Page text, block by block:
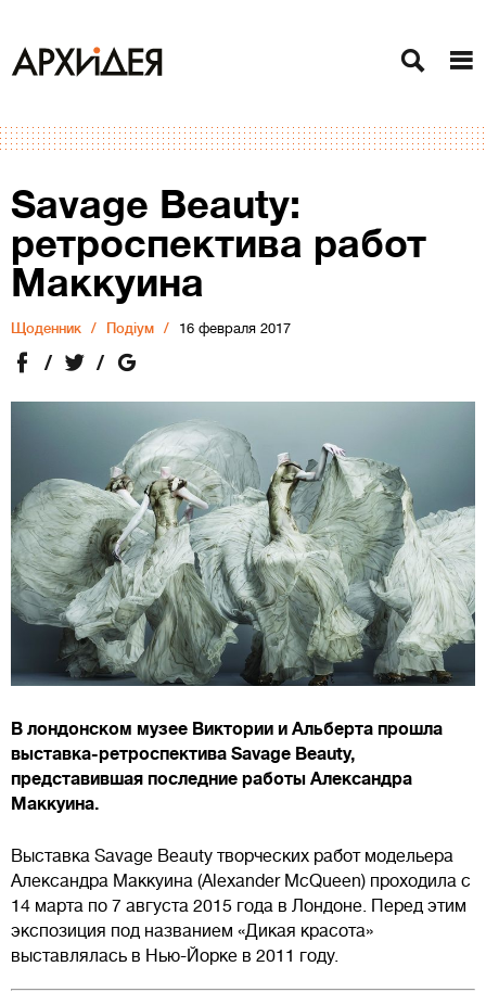
Savage Beauty:
ретроспектива работ
Маккуина
Щоденник Подіум 16 февраля 2017
В лондонском музее Виктории и Альберта прошла
выставка-ретроспектива Savage Beauty,
представившая последние работы Александра
Маккуина.
Выставка Savage Beauty творческих работ модельера
Александра Маккуина (Alexander McQueen) проходила с
14 марта по 7 августа 2015 года в Лондоне. Перед этим
экспозиция под названием «Дикая красота»
выставлялась в Нью-Йорке в 2011 году.